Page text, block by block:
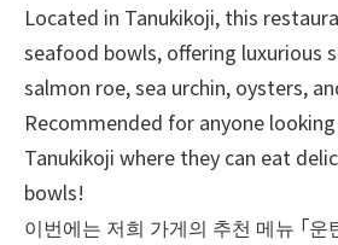
Located in Tanukikoji, this
seafood bowls, offering luxurious
salmon roe, sea urchin, oysters,
Recommended for anyone
Tanukikoji where they can eat
bowls!
이번에는 저희 가게의 추천 메뉴 「운